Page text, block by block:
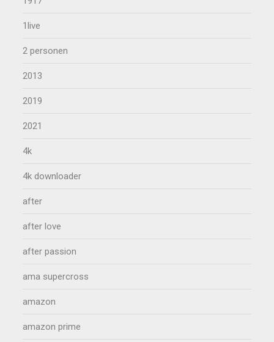
1live
2 personen
2013
2019
2021
4k
4k downloader
after
after love
after passion
ama supercross
amazon
amazon prime